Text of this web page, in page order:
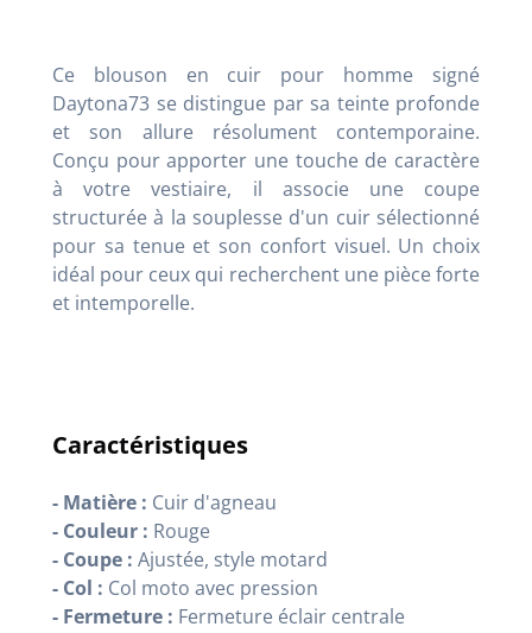
Ce blouson en cuir pour homme signé
Daytona73 se distingue par sa teinte profonde
et son allure résolument contemporaine.
Conçu pour apporter une touche de caractère
à votre vestiaire, il associe une coupe
structurée à la souplesse d'un cuir sélectionné
pour sa tenue et son confort visuel. Un choix
idéal pour ceux qui recherchent une pièce forte
et intemporelle.
Caractéristiques
- Matière : Cuir d'agneau
- Couleur : Rouge
- Coupe : Ajustée, style motard
- Col : Col moto avec pression
- Fermeture : Fermeture éclair centrale